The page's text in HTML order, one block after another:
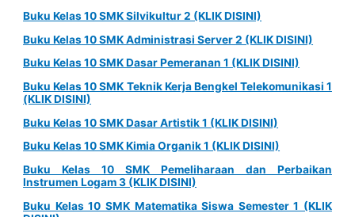
Buku Kelas 10 SMK Silvikultur 2 (KLIK DISINI)
Buku Kelas 10 SMK Administrasi Server 2 (KLIK DISINI)
Buku Kelas 10 SMK Dasar Pemeranan 1 (KLIK DISINI)
Buku Kelas 10 SMK Teknik Kerja Bengkel Telekomunikasi 1
(KLIK DISINI)
Buku Kelas 10 SMK Dasar Artistik 1 (KLIK DISINI)
Buku Kelas 10 SMK Kimia Organik 1 (KLIK DISINI)
Buku Kelas 10 SMK Pemeliharaan dan Perbaikan
Instrumen Logam 3 (KLIK DISINI)
Buku Kelas 10 SMK Matematika Siswa Semester 1 (KLIK